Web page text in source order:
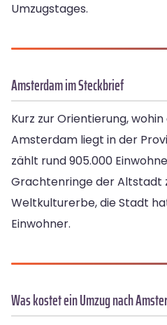
Umzugstages.
Amsterdam im Steckbrief
Kurz zur Orientierung,
Amsterdam liegt in der
zählt rund 905.000
Grachtenringe der Altstadt
Weltkulturerbe, die Stadt
Einwohner.
Was kostet ein Umzug nach